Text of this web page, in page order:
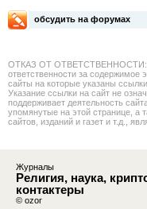
обсудить на форумах
ОТКАЗ ОТ ОТВЕТСТВЕННОСТИ:
ответственности за содержимое
сайты на которые указаны
Указание ссылки на сайт не
поддерживает деятельность
упомянутые на этой странице, а
сайтов, изданий и газет и т.д.,
Журналы
Религия, наука,
контактеры
© ozor